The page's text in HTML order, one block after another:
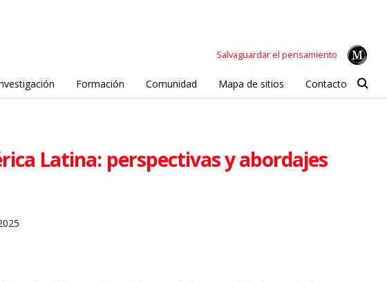
Salvaguardar el pensamiento
Formación Comunidad Mapa de sitios Contacto
Latina: perspectivas y abordajes